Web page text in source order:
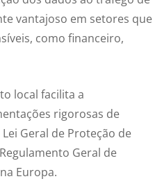
vantajoso em setores que
como financeiro,
local facilita a
rigorosas de
Geral de Proteção de
Geral de
Europa.